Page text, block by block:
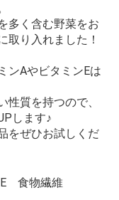
多く含む野菜をお
取り入れました！
ンAやビタミンEは
性質を持つので、
します♪
をぜひお試しくだ
食物繊維